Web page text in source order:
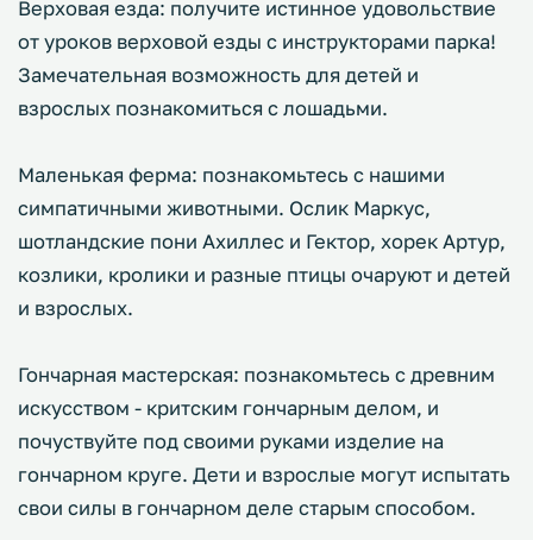
Верховая езда: получите истинное удовольствие
от уроков верховой езды с инструкторами парка!
Замечательная возможность для детей и
взрослых познакомиться с лошадьми.
Маленькая ферма: познакомьтесь с нашими
симпатичными животными. Ослик Маркус,
шотландские пони Ахиллес и Гектор, хорек Артур,
козлики, кролики и разные птицы очаруют и детей
и взрослых.
Гончарная мастерская: познакомьтесь с древним
искусством - критским гончарным делом, и
почуствуйте под своими руками изделие на
гончарном круге. Дети и взрослые могут испытать
свои силы в гончарном деле старым способом.